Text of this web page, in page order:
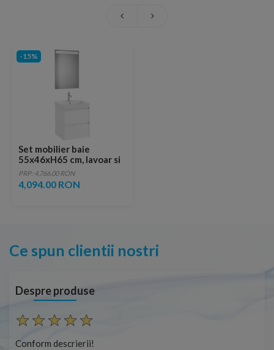
-15%
Set mobilier baie
55x46xH65 cm, lavoar si
oglinda LED Roca Ona alb
mat
PRP: 4,766.00 RON
4,094.00 RON
Ce spun clientii nostri
Despre produse
Conform descrierii!